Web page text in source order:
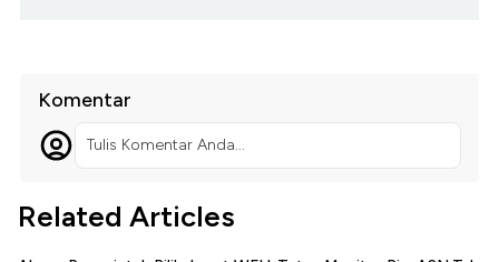
Komentar
Tulis Komentar Anda...
Related Articles